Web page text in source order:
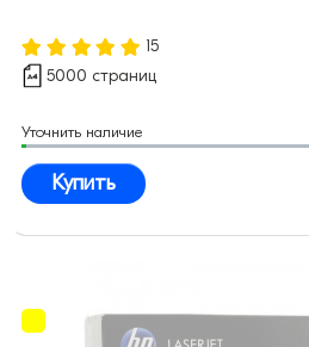
15
5000 страниц
Уточнить наличие
Купить